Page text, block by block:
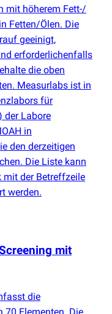
mit höherem Fett-/
Fetten/Ölen. Die
geeinigt,
erforderlichenfalls
die oben
Measurlabs ist in
für
der Labore
in
den derzeitigen
Die Liste kann
mit der Betreffzeile
werden.
mit
die